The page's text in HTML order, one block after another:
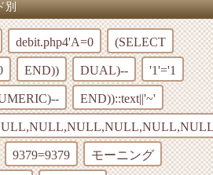
別
debit.php4'A=0 (SELECT
END)) DUAL)-- '1'='1
END))::text||'~'
9379=9379 モーニング